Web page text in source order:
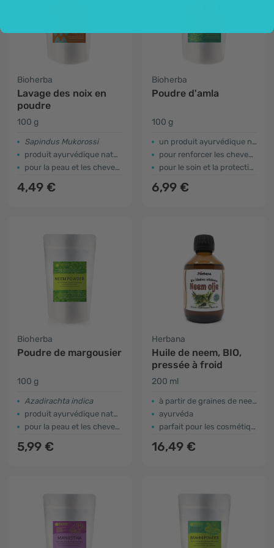
Bioherba
Lavage des noix en
poudre
100 g
Sapindus Mukorossi
produit ayurvédique naturel
pour la peau et les cheveux
4,49 €
Bioherba
Poudre d'amla
100 g
un produit ayurvédique naturel
pour renforcer les cheveux
pour le soin et la protection de la peau
6,99 €
Bioherba
Poudre de margousier
100 g
Azadirachta indica
produit ayurvédique naturel
pour la peau et les cheveux
5,99 €
Herbana
Huile de neem, BIO,
pressée à froid
200 ml
à partir de graines de neem
ayurvéda
parfait pour les cosmétiques
16,49 €